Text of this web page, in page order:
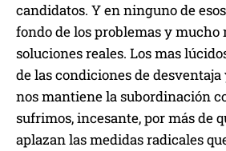
candidatos. Y en ninguno de
fondo de los problemas y mucho
soluciones reales. Los mas
de las condiciones de
nos mantiene la subordinación
sufrimos, incesante, por más de
aplazan las medidas radicales